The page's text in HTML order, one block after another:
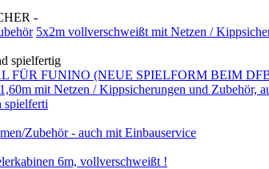
-
5x2m vollverschweißt mit Netzen /
spielfertig
FÜR FUNINO (NEUE SPIELFORM BEIM
mit Netzen / Kippsicherungen und Zubehör,
Zubehör - auch mit Einbauservice
6m, vollverschweißt !